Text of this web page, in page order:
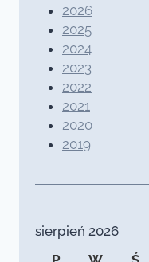
2026
2025
2024
2023
2022
2021
2020
2019
sierpień 2026